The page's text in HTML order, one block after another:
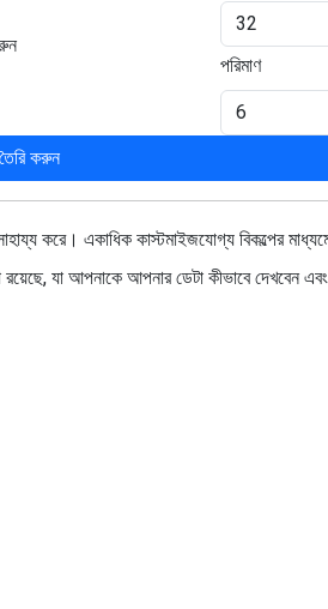
পরিমাণ
করুন
করে। একাধিক কাস্টমাইজযোগ্য বিকল্পের
যা আপনাকে আপনার ডেটা কীভাবে দেখবেন এবং